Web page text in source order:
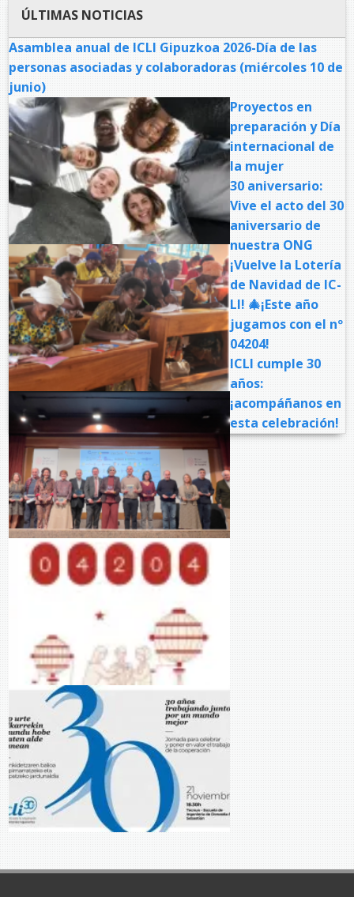
ÚLTIMAS NOTICIAS
Asamblea anual de ICLI Gipuzkoa 2026-Día de las
personas asociadas y colaboradoras (miércoles 10 de
junio)
Proyectos en
preparación y Día
internacional de
la mujer
30 aniversario:
Vive el acto del 30
aniversario de
nuestra ONG
¡Vuelve la Lotería
de Navidad de IC-
LI! 🎄¡Este año
jugamos con el nº
04204!
ICLI cumple 30
años:
¡acompáñanos en
esta celebración!